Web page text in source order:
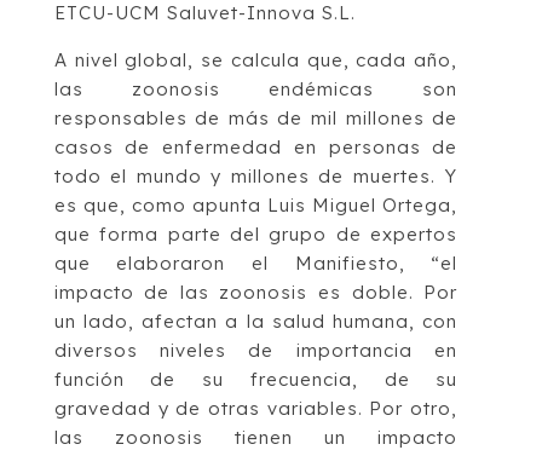
ETCU-UCM Saluvet-Innova S.L.
A nivel global, se calcula que, cada año,
las zoonosis endémicas son
responsables de más de mil millones de
casos de enfermedad en personas de
todo el mundo y millones de muertes. Y
es que, como apunta Luis Miguel Ortega,
que forma parte del grupo de expertos
que elaboraron el Manifiesto, “el
impacto de las zoonosis es doble. Por
un lado, afectan a la salud humana, con
diversos niveles de importancia en
función de su frecuencia, de su
gravedad y de otras variables. Por otro,
las zoonosis tienen un impacto